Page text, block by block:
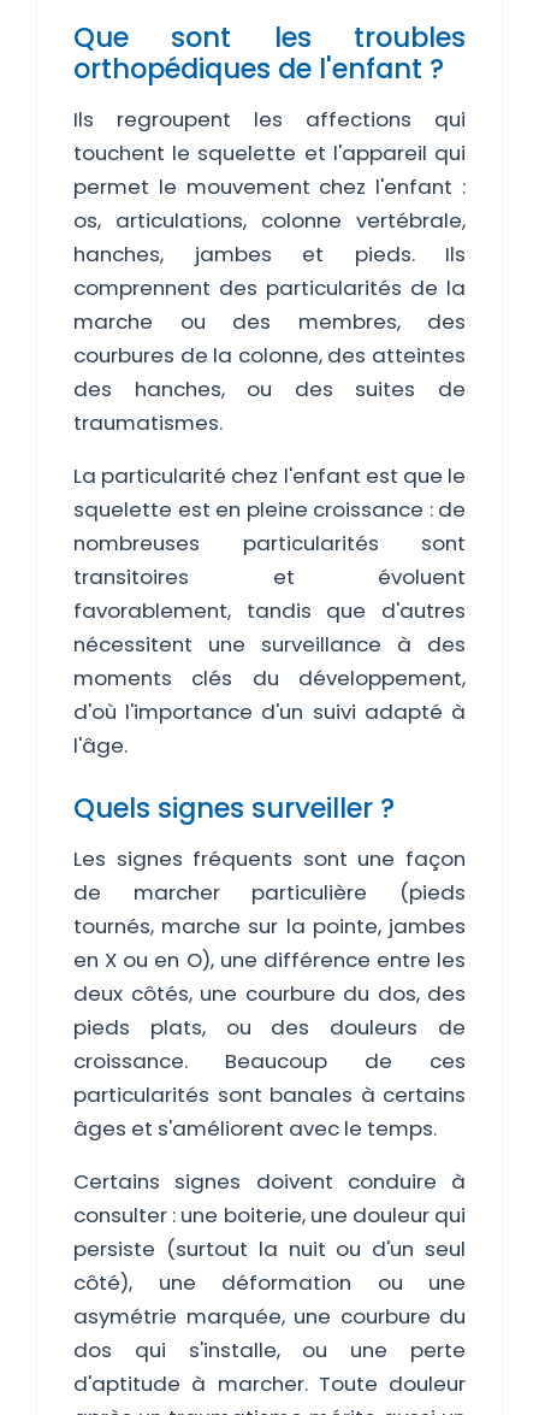
Que sont les troubles
orthopédiques de l'enfant ?
Ils regroupent les affections qui
touchent le squelette et l'appareil qui
permet le mouvement chez l'enfant :
os, articulations, colonne vertébrale,
hanches, jambes et pieds. Ils
comprennent des particularités de la
marche ou des membres, des
courbures de la colonne, des atteintes
des hanches, ou des suites de
traumatismes.
La particularité chez l'enfant est que le
squelette est en pleine croissance : de
nombreuses particularités sont
transitoires et évoluent
favorablement, tandis que d'autres
nécessitent une surveillance à des
moments clés du développement,
d'où l'importance d'un suivi adapté à
l'âge.
Quels signes surveiller ?
Les signes fréquents sont une façon
de marcher particulière (pieds
tournés, marche sur la pointe, jambes
en X ou en O), une différence entre les
deux côtés, une courbure du dos, des
pieds plats, ou des douleurs de
croissance. Beaucoup de ces
particularités sont banales à certains
âges et s'améliorent avec le temps.
Certains signes doivent conduire à
consulter : une boiterie, une douleur qui
persiste (surtout la nuit ou d'un seul
côté), une déformation ou une
asymétrie marquée, une courbure du
dos qui s'installe, ou une perte
d'aptitude à marcher. Toute douleur